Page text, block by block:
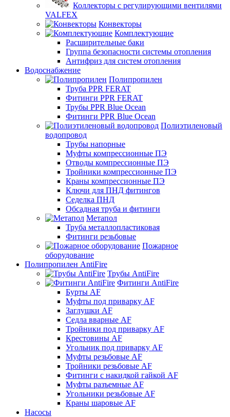
Коллекторы с регулирующими вентилями
VALFEX
Конвекторы
Комплектующие
Расширительные баки
Группа безопасности системы отопления
Антифриз для систем отопления
Водоснабжение
Полипропилен
Труба PPR FERAT
Фитинги PPR FERAT
Трубы PPR Blue Ocean
Фитинги PPR Blue Ocean
Полиэтиленовый
водопровод
Трубы напорные
Муфты компрессионные ПЭ
Отводы компрессионные ПЭ
Тройники компрессионные ПЭ
Краны компрессионные ПЭ
Ключи для ПНД фитингов
Седелка ПНД
Обсадная труба и фитинги
Метапол
Труба металлопластиковая
Фитинги резьбовые
Пожарное
оборудование
Полипропилен AntiFire
Трубы AntiFire
Фитинги AntiFire
Бурты AF
Муфты под приварку AF
Заглушки AF
Седла вварные AF
Тройники под приварку AF
Крестовины AF
Угольник под приварку AF
Муфты резьбовые AF
Тройники резьбовые AF
Фитинги с накидкой гайкой AF
Муфты разъемные AF
Угольники резьбовые AF
Краны шаровые AF
Насосы